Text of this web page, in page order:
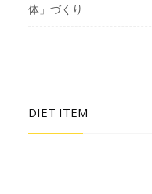
体」づくり
DIET ITEM